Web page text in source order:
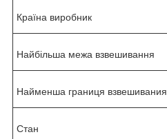
Країна виробник
Найбільша межа взвешивання
Найменша границя взвешивания
Стан